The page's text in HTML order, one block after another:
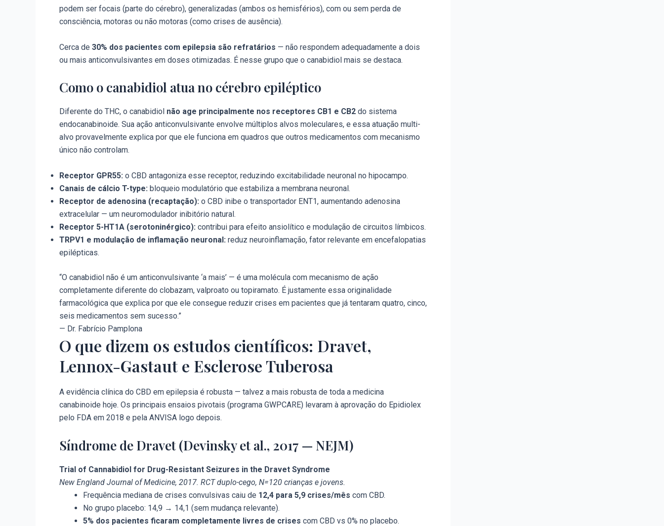
podem ser focais (parte do cérebro), generalizadas (ambos os hemisférios), com ou sem perda de
consciência, motoras ou não motoras (como crises de ausência).
Cerca de 30% dos pacientes com epilepsia são refratários — não respondem adequadamente a dois
ou mais anticonvulsivantes em doses otimizadas. É nesse grupo que o canabidiol mais se destaca.
Como o canabidiol atua no cérebro epiléptico
Diferente do THC, o canabidiol não age principalmente nos receptores CB1 e CB2 do sistema
endocanabinoide. Sua ação anticonvulsivante envolve múltiplos alvos moleculares, e essa atuação multi-
alvo provavelmente explica por que ele funciona em quadros que outros medicamentos com mecanismo
único não controlam.
Receptor GPR55: o CBD antagoniza esse receptor, reduzindo excitabilidade neuronal no hipocampo.
Canais de cálcio T-type: bloqueio modulatório que estabiliza a membrana neuronal.
Receptor de adenosina (recaptação): o CBD inibe o transportador ENT1, aumentando adenosina
extracelular — um neuromodulador inibitório natural.
Receptor 5-HT1A (serotoninérgico): contribui para efeito ansiolítico e modulação de circuitos límbicos.
TRPV1 e modulação de inflamação neuronal: reduz neuroinflamação, fator relevante em encefalopatias
epilépticas.
“O canabidiol não é um anticonvulsivante ‘a mais’ — é uma molécula com mecanismo de ação
completamente diferente do clobazam, valproato ou topiramato. É justamente essa originalidade
farmacológica que explica por que ele consegue reduzir crises em pacientes que já tentaram quatro, cinco,
seis medicamentos sem sucesso.”
— Dr. Fabrício Pamplona
O que dizem os estudos científicos: Dravet,
Lennox-Gastaut e Esclerose Tuberosa
A evidência clínica do CBD em epilepsia é robusta — talvez a mais robusta de toda a medicina
canabinoide hoje. Os principais ensaios pivotais (programa GWPCARE) levaram à aprovação do Epidiolex
pelo FDA em 2018 e pela ANVISA logo depois.
Síndrome de Dravet (Devinsky et al., 2017 — NEJM)
Trial of Cannabidiol for Drug-Resistant Seizures in the Dravet Syndrome
New England Journal of Medicine, 2017. RCT duplo-cego, N=120 crianças e jovens.
Frequência mediana de crises convulsivas caiu de 12,4 para 5,9 crises/mês com CBD.
No grupo placebo: 14,9 → 14,1 (sem mudança relevante).
5% dos pacientes ficaram completamente livres de crises com CBD vs 0% no placebo.